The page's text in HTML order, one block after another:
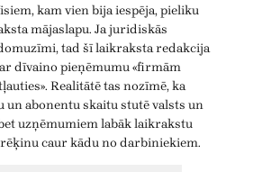
kam vien bija iespēja, pieliku
mājaslapu. Ja juridiskās
tad šī laikraksta redakcija
dīvaino pieņēmumu «firmām
Realitātē tas nozīmē, ka
un abonentu skaitu stutē valsts un
uzņēmumiem labāk laikrakstu
caur kādu no darbiniekiem.